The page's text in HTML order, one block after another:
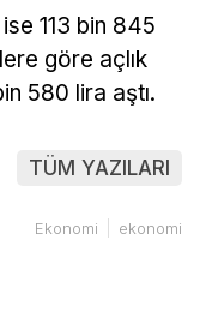
ise 113 bin 845
göre açlık
580 lira aştı.
TÜM YAZILARI
Ekonomi ekonomi